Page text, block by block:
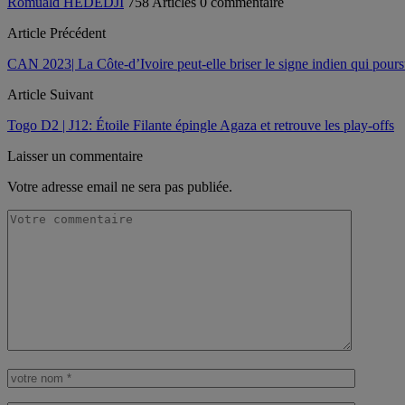
Article Précédent
CAN 2023| La Côte-d’Ivoire peut-elle briser le signe indien qui
Article Suivant
Togo D2 | J12: Étoile Filante épingle Agaza et retrouve les play-offs
Laisser un commentaire
Votre adresse email ne sera pas publiée.